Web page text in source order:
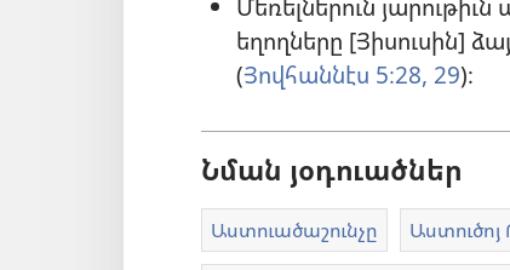
Մեռելներուն
եղողները [Յիսուսին]
(Յովհաննէս 5։28, 29)։
Նման յօդուածներ
Աստուածաշունչը Աստուծոյ